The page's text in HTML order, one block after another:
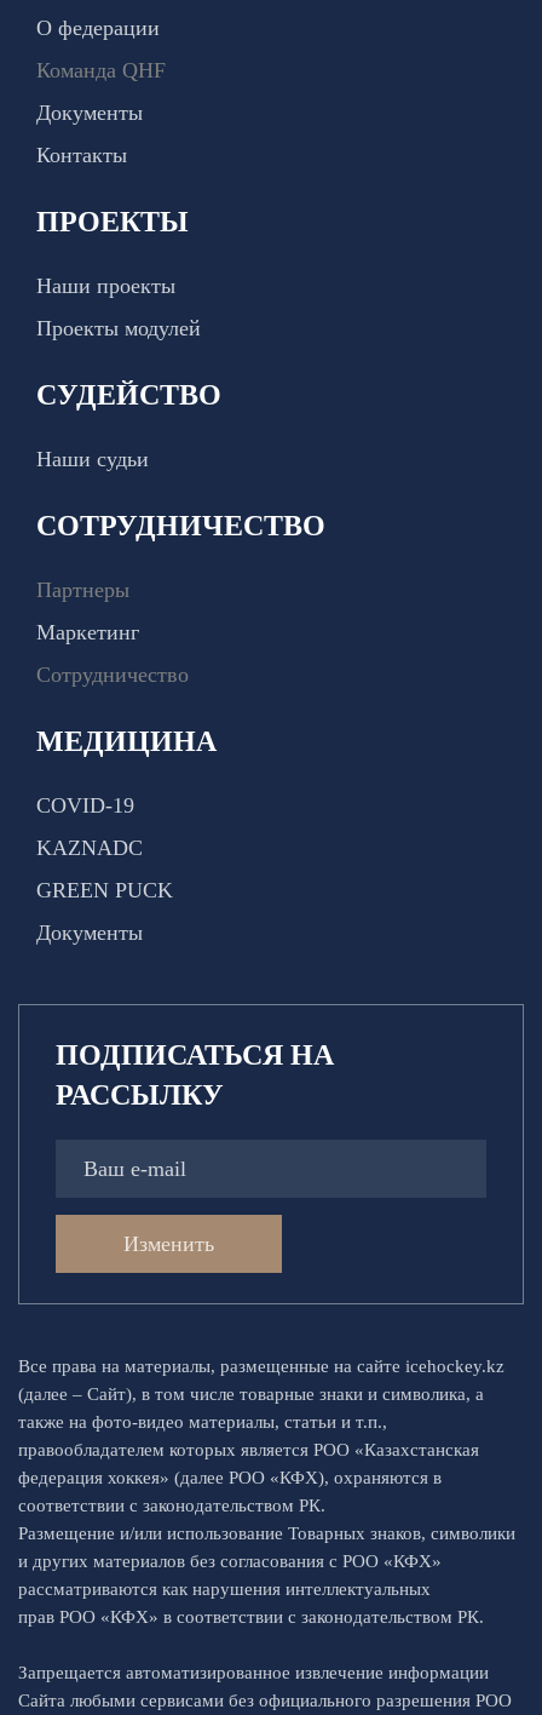
О федерации
Команда QHF
Документы
Контакты
ПРОЕКТЫ
Наши проекты
Проекты модулей
СУДЕЙСТВО
Наши судьи
СОТРУДНИЧЕСТВО
Партнеры
Маркетинг
Сотрудничество
МЕДИЦИНА
COVID-19
KAZNADC
GREEN PUCK
Документы
ПОДПИСАТЬСЯ НА
РАССЫЛКУ
Изменить
Все права на материалы, размещенные на сайте icehockey.kz
(далее – Сайт), в том числе товарные знаки и символика, а
также на фото-видео материалы, статьи и т.п.,
правообладателем которых является РОО «Казахстанская
федерация хоккея» (далее РОО «КФХ), охраняются в
соответствии с законодательством РК.
Размещение и/или использование Товарных знаков, символики
и других материалов без согласования с РОО «КФХ»
рассматриваются как нарушения интеллектуальных
прав РОО «КФХ» в соответствии с законодательством РК.
Запрещается автоматизированное извлечение информации
Сайта любыми сервисами без официального разрешения РОО